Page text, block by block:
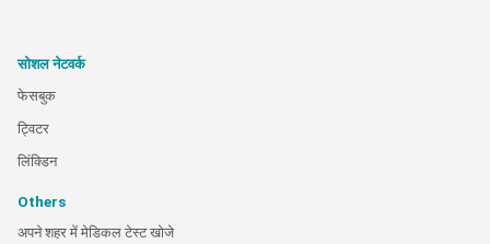
सोशल नेटवर्क
फेसबुक
ट्विटर
लिंक्डिन
Others
अपने शहर में मेडिकल टेस्ट खोजे